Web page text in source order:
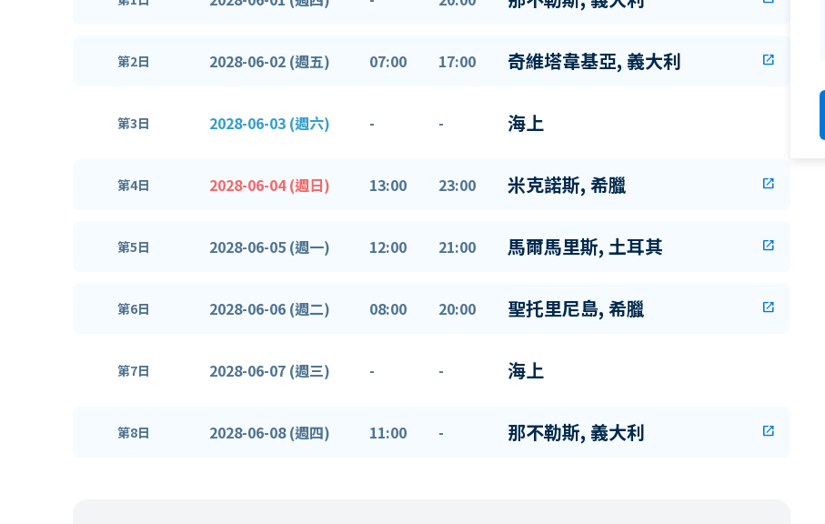
第2日 2028-06-02 (週五) 07:00 17:00 奇維塔韋基亞, 義大利 open_in_new
第3日 2028-06-03 (週六) - - 海上
第4日 2028-06-04 (週日) 13:00 23:00 米克諾斯, 希臘 open_in_new
第5日 2028-06-05 (週一) 12:00 21:00 馬爾馬里斯, 土耳其 open_in_new
第6日 2028-06-06 (週二) 08:00 20:00 聖托里尼島, 希臘 open_in_new
第7日 2028-06-07 (週三) - - 海上
第8日 2028-06-08 (週四) 11:00 - 那不勒斯, 義大利 open_in_new